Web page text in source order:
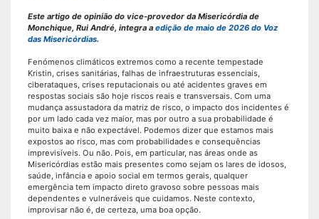
Este artigo de opinião do vice-provedor da Misericórdia de
Monchique, Rui André, integra a edição de maio de 2026 do Voz
das Misericórdias.
Fenómenos climáticos extremos como a recente tempestade
Kristin, crises sanitárias, falhas de infraestruturas essenciais,
ciberataques, crises reputacionais ou até acidentes graves em
respostas sociais são hoje riscos reais e transversais. Com uma
mudança assustadora da matriz de risco, o impacto dos incidentes é
por um lado cada vez maior, mas por outro a sua probabilidade é
muito baixa e não expectável. Podemos dizer que estamos mais
expostos ao risco, mas com probabilidades e consequências
imprevisíveis. Ou não. Pois, em particular, nas áreas onde as
Misericórdias estão mais presentes como sejam os lares de idosos,
saúde, infância e apoio social em termos gerais, qualquer
emergência tem impacto direto gravoso sobre pessoas mais
dependentes e vulneráveis que cuidamos. Neste contexto,
improvisar não é, de certeza, uma boa opção.